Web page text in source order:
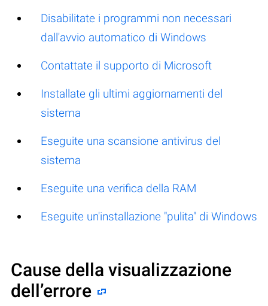
Disabilitate i programmi non necessari
dall'avvio automatico di Windows
Contattate il supporto di Microsoft
Installate gli ultimi aggiornamenti del
sistema
Eseguite una scansione antivirus del
sistema
Eseguite una verifica della RAM
Eseguite un'installazione "pulita" di Windows
Cause della visualizzazione
dell’errore